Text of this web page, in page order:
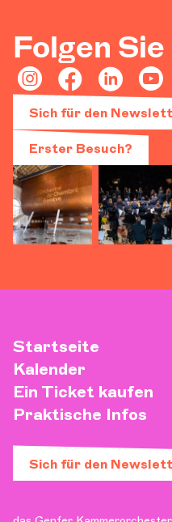
Folgen Sie
Sich für den
Erster Besuch?
Startseite
Kalender
Ein Ticket kaufen
Praktische Infos
Sich für den